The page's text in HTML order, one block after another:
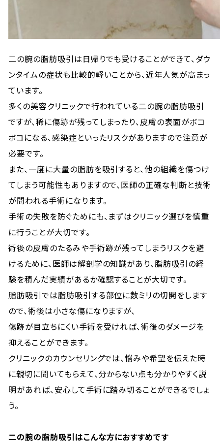
二の腕の脂肪吸引は日帰りでも受けることができて、ダウ
ンタイムの症状も比較的軽いことから、近年人気が高まっ
ています。
多くの美容クリニックで行われている二の腕の脂肪吸引
ですが、稀に傷跡が残ってしまったり、皮膚の表面がボコ
ボコになる、感染症といったリスクがありますので注意が
必要です。
また、一度に大量の脂肪を吸引すると、他の組織を傷つけ
てしまう可能性もありますので、医師の正確な判断と技術
が問われる手術になります。
手術の失敗を防ぐためにも、まずはクリニック選びを慎重
に行うことが大切です。
術後の皮膚のたるみや手術跡が残ってしまうリスクを避
けるために、医師は解剖学の知識があり、脂肪吸引の経
験を積んだ実績があるか確認することが大切です。
脂肪吸引では脂肪吸引する部位に数ミリの切開をします
ので、術後は小さな傷になりますが、
傷跡が目立ちにくい手術を受ければ、術後のダメージを
抑えることができます。
クリニックのカウンセリングでは、悩みや希望を伝えた時
に親切に聞いてもらえて、分からない点も分かりやすく説
明があれば、安心して手術に踏み切ることができるでしょ
う。
二の腕の脂肪吸引はこんな方におすすめです